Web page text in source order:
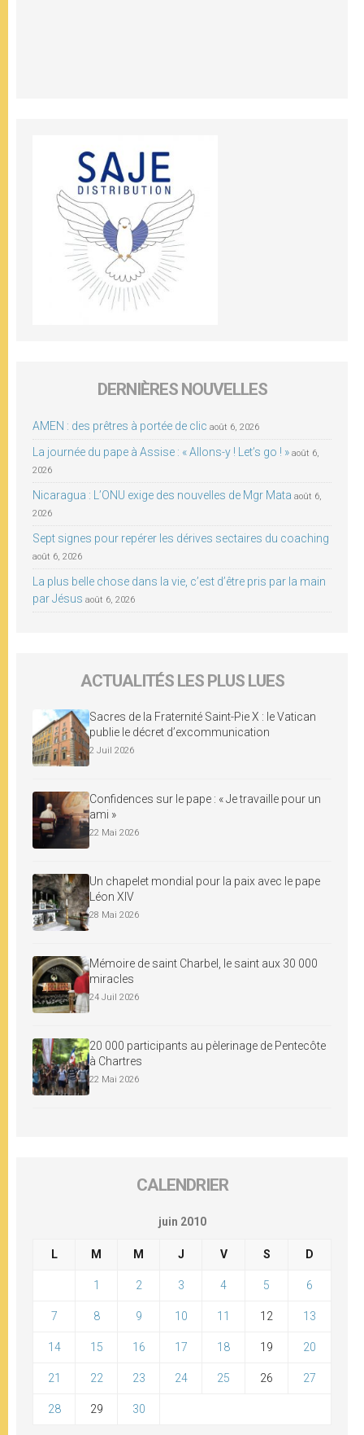
DERNIÈRES NOUVELLES
AMEN : des prêtres à portée de clic août 6, 2026
La journée du pape à Assise : « Allons-y ! Let’s go ! » août 6,
2026
Nicaragua : L’ONU exige des nouvelles de Mgr Mata août 6,
2026
Sept signes pour repérer les dérives sectaires du coaching
août 6, 2026
La plus belle chose dans la vie, c’est d’être pris par la main
par Jésus août 6, 2026
ACTUALITÉS LES PLUS LUES
Sacres de la Fraternité Saint-Pie X : le Vatican
publie le décret d’excommunication
2 Juil 2026
Confidences sur le pape : « Je travaille pour un
ami »
22 Mai 2026
Un chapelet mondial pour la paix avec le pape
Léon XIV
28 Mai 2026
Mémoire de saint Charbel, le saint aux 30 000
miracles
24 Juil 2026
20 000 participants au pèlerinage de Pentecôte
à Chartres
22 Mai 2026
CALENDRIER
juin 2010
L M M J V S D
1 2 3 4 5 6
7 8 9 10 11 12 13
14 15 16 17 18 19 20
21 22 23 24 25 26 27
28 29 30